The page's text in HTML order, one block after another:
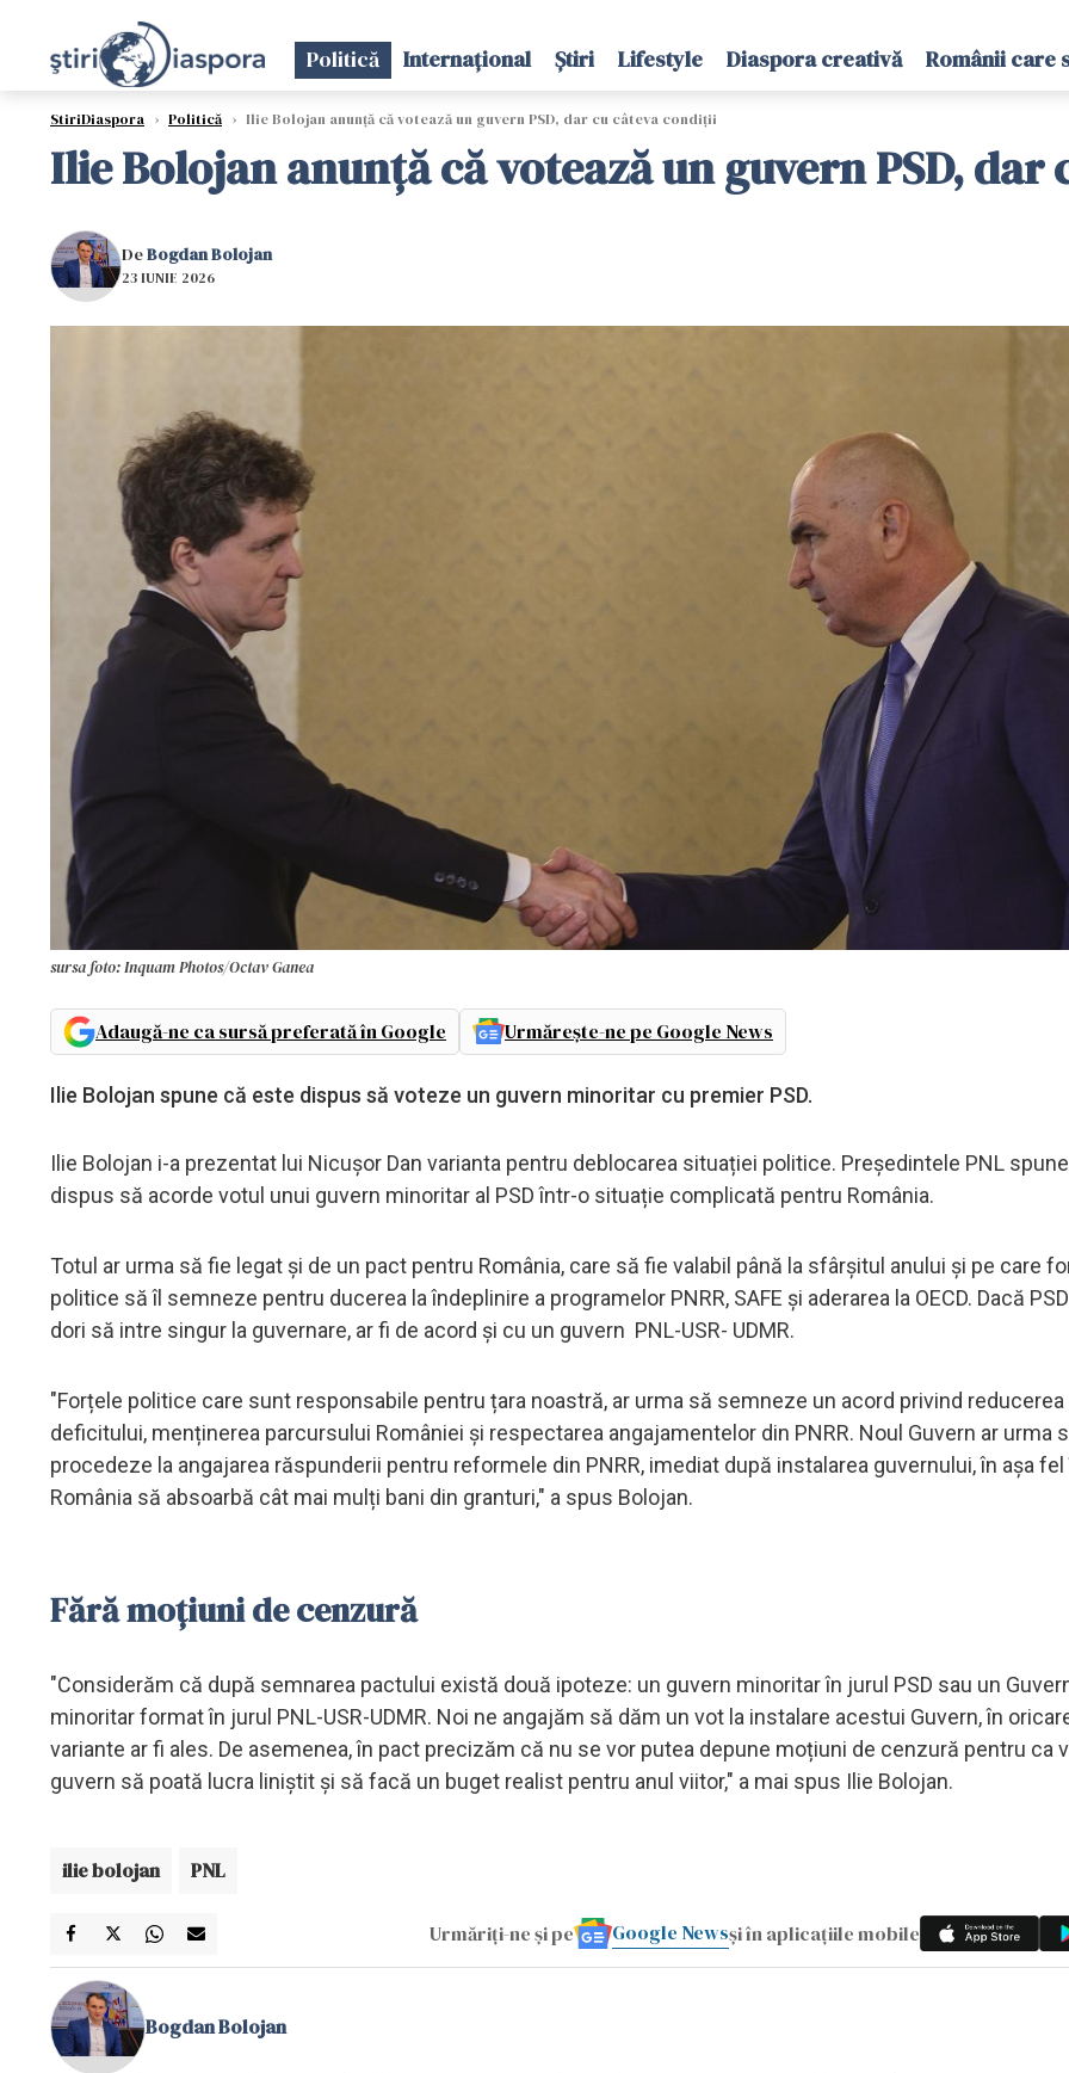
Politică Internațional Știri Lifestyle Diaspora creativă Românii care
StiriDiaspora › Politică › Ilie Bolojan anunță că votează un guvern PSD, dar cu câteva condiții
Ilie Bolojan anunță că votează un guvern PSD,
DeBogdan Bolojan
23 IUNIE 2026
sursa foto: Inquam Photos/Octav Ganea
Adaugă-ne ca sursă preferată în Google Urmărește-ne pe Google News
Ilie Bolojan spune că este dispus să voteze un guvern minoritar cu premier PSD.
Ilie Bolojan i-a prezentat lui Nicușor Dan varianta pentru deblocarea situației politice. Președintele PNL
dispus să acorde votul unui guvern minoritar al PSD într-o situație complicată pentru România.
Totul ar urma să fie legat și de un pact pentru România, care să fie valabil până la sfârşitul anului şi pe care
politice să îl semneze pentru ducerea la îndeplinire a programelor PNRR, SAFE și aderarea la OECD. Dacă
dori să intre singur la guvernare, ar fi de acord și cu un guvern PNL-USR- UDMR.
"Forțele politice care sunt responsabile pentru țara noastră, ar urma să semneze un acord privind reducerea
deficitului, menținerea parcursului României și respectarea angajamentelor din PNRR. Noul Guvern ar urma
procedeze la angajarea răspunderii pentru reformele din PNRR, imediat după instalarea guvernului, în așa
România să absoarbă cât mai mulți bani din granturi," a spus Bolojan.
Fără moțiuni de cenzură
"Considerăm că după semnarea pactului există două ipoteze: un guvern minoritar în jurul PSD sau un
minoritar format în jurul PNL-USR-UDMR. Noi ne angajăm să dăm un vot la instalare acestui Guvern, în
variante ar fi ales. De asemenea, în pact precizăm că nu se vor putea depune moțiuni de cenzură pentru ca
guvern să poată lucra liniștit și să facă un buget realist pentru anul viitor," a mai spus Ilie Bolojan.
ilie bolojan PNL
Urmăriți-ne și pe Google Newsși în aplicațiile mobile
Bogdan Bolojan